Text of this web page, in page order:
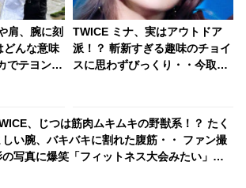
肩、腕に刻
どんな意味
でテヨン、
TWICE ミナ、実はアウトドア
派！？ 斬新すぎる趣味のチョイ
スに思わずびっくり・・今取得
、じつは筋肉ムキムキの野獣系！？ たく
しい腕、バキバキに割れた腹筋・・ ファン撮
の写真に爆笑「フィットネス大会みたい」